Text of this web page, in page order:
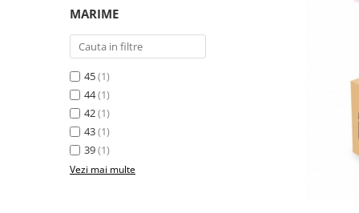
MARIME
45(1)
44(1)
42(1)
43(1)
39(1)
Vezi mai multe